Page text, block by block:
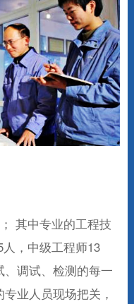
其中专业的工程技
，中级工程师13
、调试、检测的每一
业人员现场把关，